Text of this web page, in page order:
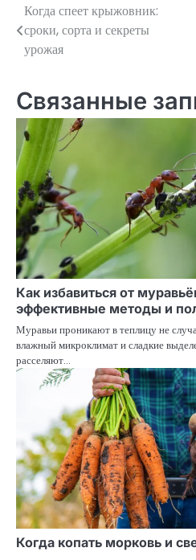
Навигация
по
Когда спеет крыжовник:
сроки, сорта и секреты
урожая
Связанные
Как избавиться от
эффективные методы и
Муравьи проникают в теплицу не
влажный микроклимат и сладкие
расселяют…
Когда копать морковь и